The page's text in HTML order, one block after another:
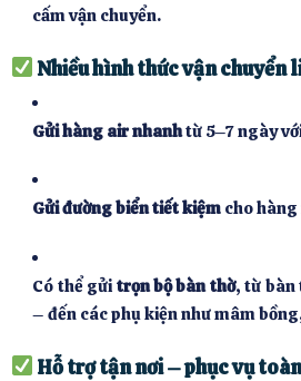
cấm vận chuyển.
Nhiều hình thức vận chuyển
Gửi hàng air nhanhtừ 5–7 ngày
Gửi đường biển tiết kiệm cho
Có thể gửi trọn bộ bàn thờ, từ bàn
– đến các phụ kiện như mâm
Hỗ trợ tận nơi – phục vụ